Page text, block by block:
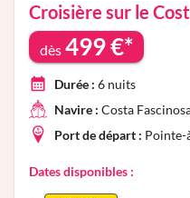
Croisière sur le
dès 499€*
Durée : 6 nuits
Navire : Costa
Port de départ :
Dates disponibles :